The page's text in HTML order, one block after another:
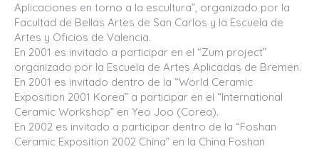
Aplicaciones en torno a la escultura”, organizado por la
Facultad de Bellas Artes de San Carlos y la Escuela de
Artes y Oficios de Valencia.
En 2001 es invitado a participar en el “Zum project”
organizado por la Escuela de Artes Aplicadas de Bremen.
En 2001 es invitado dentro de la “World Ceramic
Exposition 2001 Korea” a participar en el “International
Ceramic Workshop” en Yeo Joo (Corea).
En 2002 es invitado a participar dentro de la “Foshan
Ceramic Exposition 2002 China” en la China Foshan